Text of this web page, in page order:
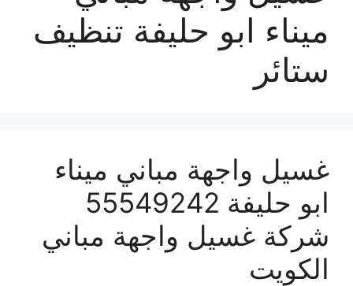
ميناء ابو حليفة تنظيف
ستائر
غسيل واجهة مباني ميناء
ابو حليفة 55549242
شركة غسيل واجهة مباني
الكويت